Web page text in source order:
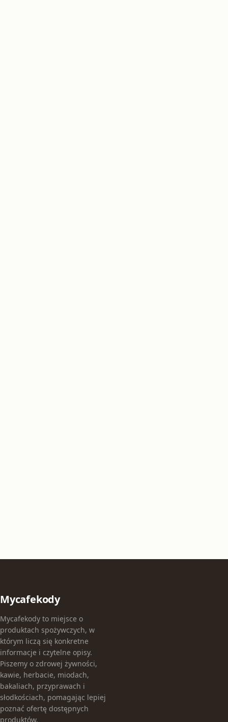
Mycafekody
Mycafekody to miejsce o
produktach spożywczych, w
którym liczą się konkretne
informacje i czytelne opisy.
Piszemy o zdrowej żywności,
kawie, herbacie, miodach,
bakaliach, przyprawach i
słodkościach, pomagając lepiej
poznać ofertę dostępnych
produktów.